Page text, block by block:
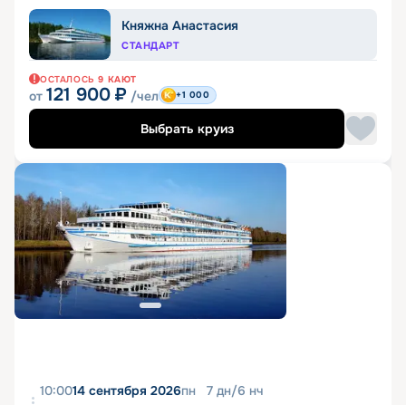
Княжна Анастасия
СТАНДАРТ
ОСТАЛОСЬ 9 КАЮТ
от 121 900 ₽ /чел +1 000
Выбрать круиз
10:0014 сентября 2026пн 7 дн/6 нч